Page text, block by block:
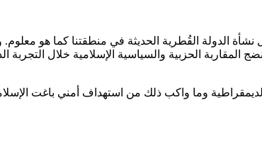
الدولة القُطرية الحديثة في منطقتنا كما هو
الحزبية والسياسية الإسلامية خلال التجربة
وما واكب ذلك من استهداف أمني باغت